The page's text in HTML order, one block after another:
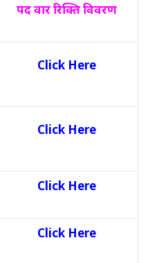
पद वार रिक्ति विवरण
Click Here
Click Here
Click Here
Click Here